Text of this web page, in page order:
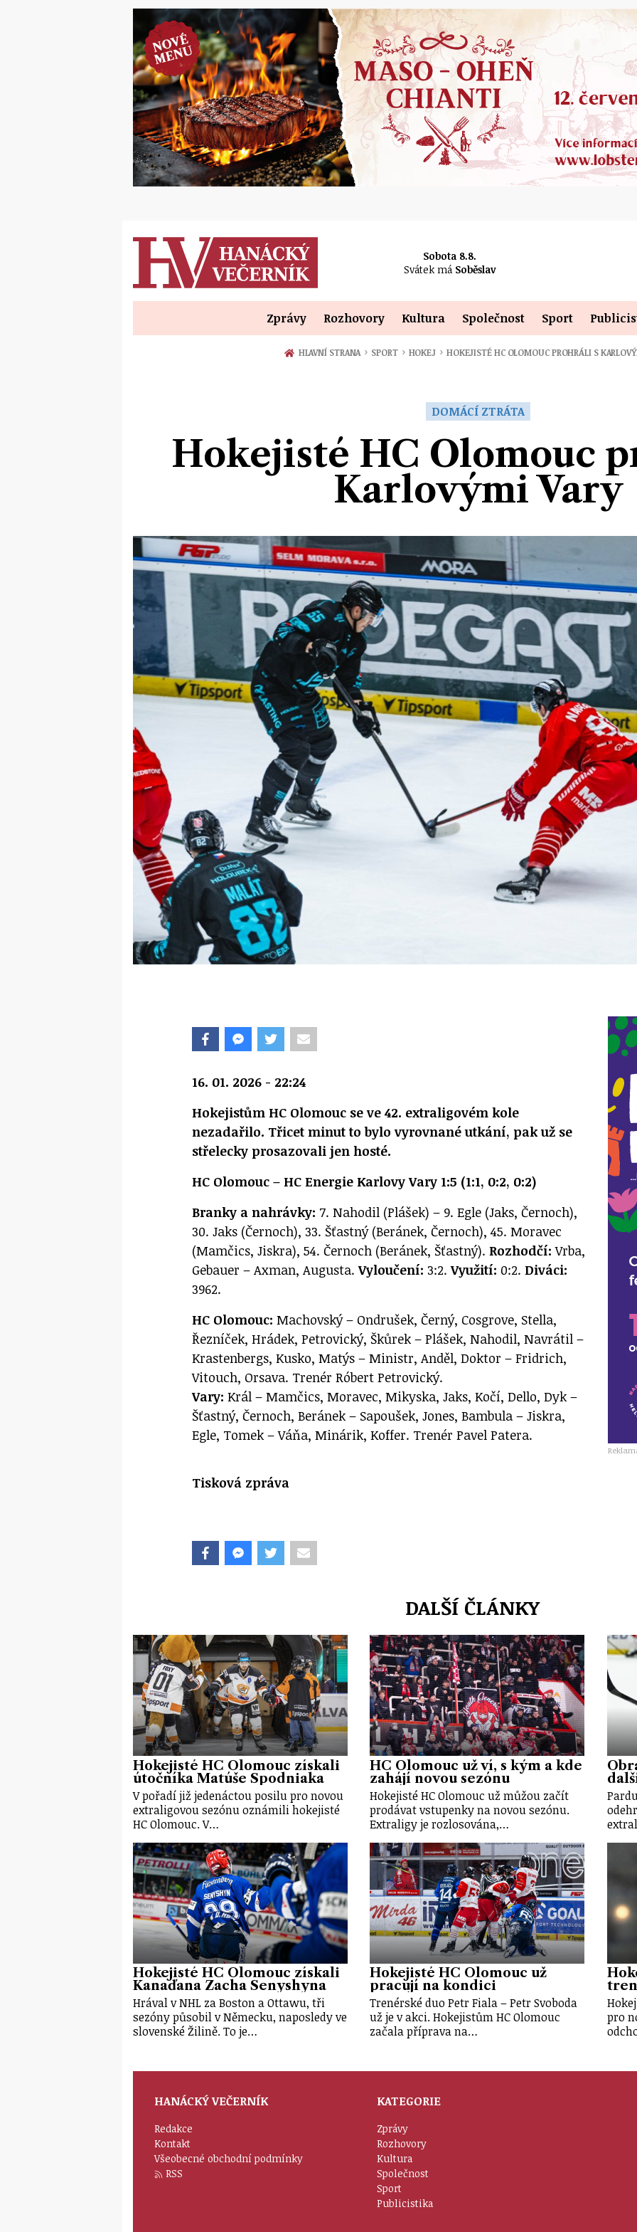
Sobota 8.8.
Svátek má Soběslav
Zprávy Rozhovory Kultura Společnost Sport
HLAVNÍ STRANA › SPORT › HOKEJ › HOKEJISTÉ HC OLOMOUC PROHRÁLI S
DOMÁCÍ ZTRÁTA
Hokejisté HC Olomouc
Karlovými Vary
16. 01. 2026 - 22:24
Hokejistům HC Olomouc se ve 42. extraligovém kole
nezadařilo. Třicet minut to bylo vyrovnané utkání, pak už se
střelecky prosazovali jen hosté.
HC Olomouc – HC Energie Karlovy Vary 1:5 (1:1, 0:2, 0:2)
Branky a nahrávky: 7. Nahodil (Plášek) – 9. Egle (Jaks, Černoch),
30. Jaks (Černoch), 33. Šťastný (Beránek, Černoch), 45. Moravec
(Mamčics, Jiskra), 54. Černoch (Beránek, Šťastný).Rozhodčí: Vrba,
Gebauer – Axman, Augusta.Vyloučení: 3:2.Využití: 0:2.Diváci:
3962.
HC Olomouc: Machovský – Ondrušek, Černý, Cosgrove, Stella,
Řezníček, Hrádek, Petrovický, Škůrek – Plášek, Nahodil, Navrátil –
Krastenbergs, Kusko, Matýs – Ministr, Anděl, Doktor – Fridrich,
Vitouch, Orsava. Trenér Róbert Petrovický.
Vary: Král – Mamčics, Moravec, Mikyska, Jaks, Kočí, Dello, Dyk –
Šťastný, Černoch, Beránek – Sapoušek, Jones, Bambula – Jiskra,
Egle, Tomek – Váňa, Minárik, Koffer. Trenér Pavel Patera.
Tisková zpráva
DALŠÍ ČLÁNKY
Hokejisté HC Olomouc získali
útočníka Matúše Spodniaka
V pořadí již jedenáctou posilu pro novou
extraligovou sezónu oznámili hokejisté
HC Olomouc. V…
HC Olomouc už ví, s kým a kde
zahájí novou sezónu
Hokejisté HC Olomouc už můžou začít
prodávat vstupenky na novou sezónu.
Extraligy je rozlosována,…
Hokejisté HC Olomouc získali
Kanaďana Zacha Senyshyna
Hrával v NHL za Boston a Ottawu, tři
sezóny působil v Německu, naposledy ve
slovenské Žilině. To je…
Hokejisté HC Olomouc už
pracují na kondici
Trenérské duo Petr Fiala – Petr Svoboda
už je v akci. Hokejistům HC Olomouc
začala příprava na…
pro
HANÁCKÝ VEČERNÍK
Redakce
Kontakt
Všeobecné obchodní podmínky
RSS
KATEGORIE
Zprávy
Rozhovory
Kultura
Společnost
Sport
Publicistika